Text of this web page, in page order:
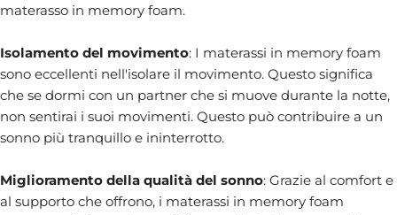
materasso in memory foam.
Isolamento del movimento: I materassi in memory foam
sono eccellenti nell'isolare il movimento. Questo significa
che se dormi con un partner che si muove durante la notte,
non sentirai i suoi movimenti. Questo può contribuire a un
sonno più tranquillo e ininterrotto.
Miglioramento della qualità del sonno: Grazie al comfort e
al supporto che offrono, i materassi in memory foam